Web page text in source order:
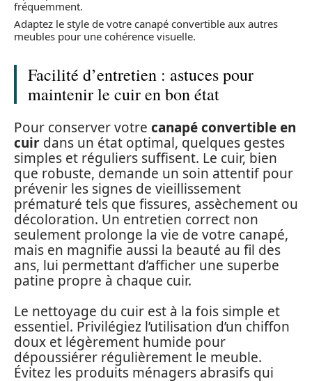
fréquemment.
Adaptez le style de votre canapé convertible aux autres
meubles pour une cohérence visuelle.
Facilité d’entretien : astuces pour
maintenir le cuir en bon état
Pour conserver votre canapé convertible en
cuir dans un état optimal, quelques gestes
simples et réguliers suffisent. Le cuir, bien
que robuste, demande un soin attentif pour
prévenir les signes de vieillissement
prématuré tels que fissures, assèchement ou
décoloration. Un entretien correct non
seulement prolonge la vie de votre canapé,
mais en magnifie aussi la beauté au fil des
ans, lui permettant d’afficher une superbe
patine propre à chaque cuir.
Le nettoyage du cuir est à la fois simple et
essentiel. Privilégiez l’utilisation d’un chiffon
doux et légèrement humide pour
dépoussiérer régulièrement le meuble.
Évitez les produits ménagers abrasifs qui